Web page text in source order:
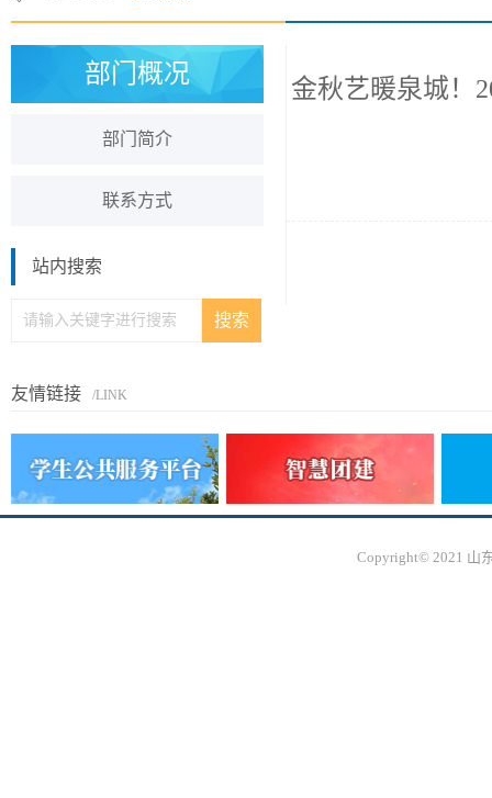
部门概况
部门简介
联系方式
站内搜索
金秋艺暖泉城！
友情链接 /LINK
Copyright© 2021 山